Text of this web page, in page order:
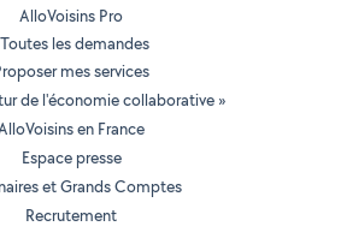
AlloVoisins Pro
Toutes les demandes
mes services
de l'économie collaborative »
en France
Espace presse
et Grands Comptes
Recrutement